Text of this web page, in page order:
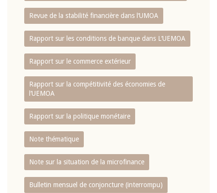
Revue de la stabilité financière dans l‘UMOA
Rapport sur les conditions de banque dans L‘UEMOA
Rapport sur le commerce extérieur
Rapport sur la compétitivité des économies de
l‘UEMOA
Rapport sur la politique monétaire
Note thématique
Note sur la situation de la microfinance
Bulletin mensuel de conjoncture (interrompu)